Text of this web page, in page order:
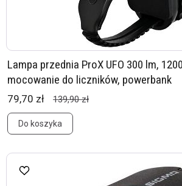
Lampa przednia ProX UFO 300 lm,
mocowanie do liczników, powerbank
79,70 zł 139,90 zł
Do koszyka